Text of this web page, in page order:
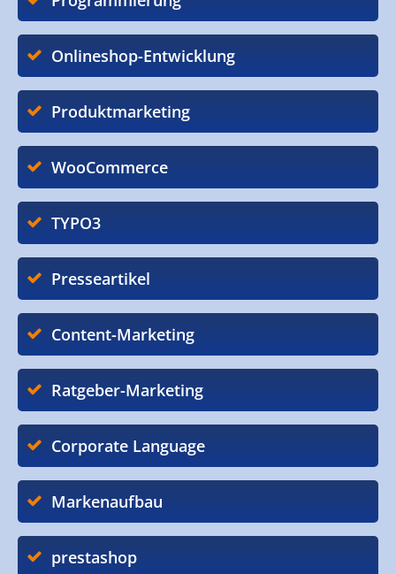
Onlineshop-Entwicklung
Produktmarketing
WooCommerce
TYPO3
Presseartikel
Content-Marketing
Ratgeber-Marketing
Corporate Language
Markenaufbau
prestashop